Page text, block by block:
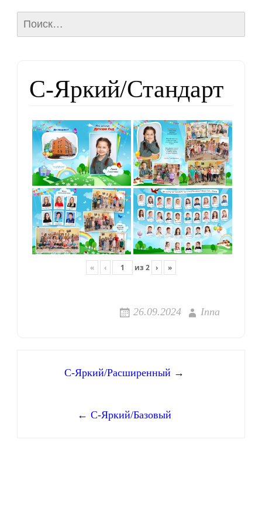
Найти:
С-Яркий/Стандарт
« ‹ из 2 › »
26.09.2024 Inna
Навигация
С-Яркий/Расширенный →
← С-Яркий/Базовый